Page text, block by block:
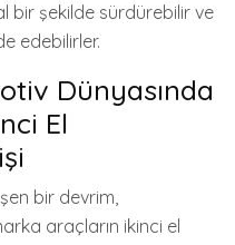
bir şekilde sürdürebilir ve
edebilirler.
Dünyasında
El
bir devrim,
araçların ikinci el